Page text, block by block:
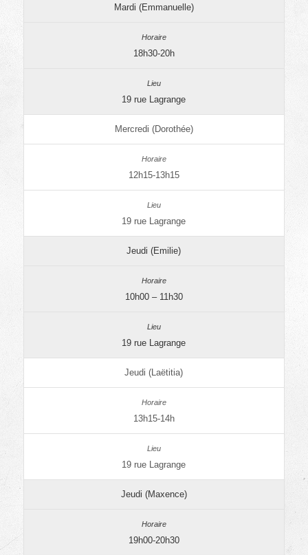
Mardi (Emmanuelle)
18h30-20h
19 rue Lagrange
Mercredi (Dorothée)
12h15-13h15
19 rue Lagrange
Jeudi (Emilie)
10h00 – 11h30
19 rue Lagrange
Jeudi (Laëtitia)
13h15-14h
19 rue Lagrange
Jeudi (Maxence)
19h00-20h30